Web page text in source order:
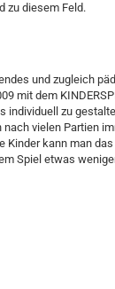
zu diesem Feld.
und zugleich
mit dem
individuell zu
nach vielen Partien
Kinder kann man
Spiel etwas